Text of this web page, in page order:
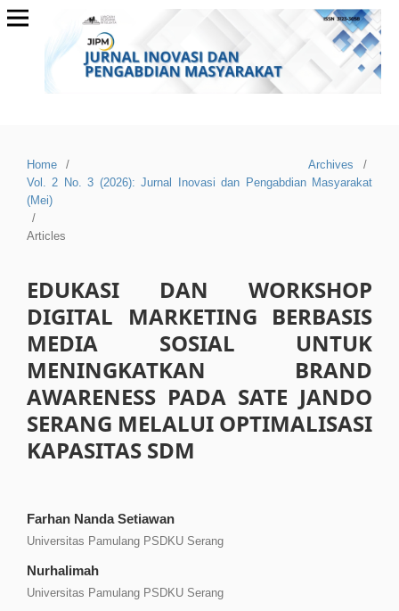
Home / Archives
/
Vol. 2 No. 3 (2026): Jurnal Inovasi dan Pengabdian Masyarakat
(Mei)
/
Articles
EDUKASI DAN WORKSHOP
DIGITAL MARKETING BERBASIS
MEDIA SOSIAL UNTUK
MENINGKATKAN BRAND
AWARENESS PADA SATE JANDO
SERANG MELALUI OPTIMALISASI
KAPASITAS SDM
Farhan Nanda Setiawan
Universitas Pamulang PSDKU Serang
Nurhalimah
Universitas Pamulang PSDKU Serang